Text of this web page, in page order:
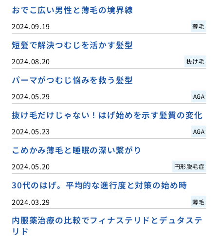
おでこ広い男性と薄毛の境界線
2024.09.19 薄毛
短髪で解決つむじを活かす髪型
2024.08.20 抜け毛
パーマがつむじ悩みを救う髪型
2024.05.29 AGA
抜け毛だけじゃない！はげ始めを示す髪質の変化
2024.05.23 AGA
こめかみ薄毛と睡眠の深い繋がり
2024.05.20 円形脱毛症
30代のはげ。平均的な進行度と対策の始め時
2024.03.29 薄毛
内服薬治療の比較でフィナステリドとデュタステ
リド